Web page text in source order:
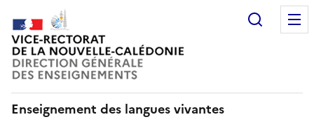
Enseignement des langues vivantes